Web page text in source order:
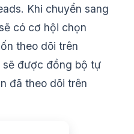
Khi chuyển sang
có cơ hội chọn
theo dõi trên
sẽ được đồng bộ tự
đã theo dõi trên